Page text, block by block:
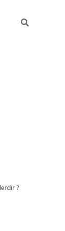
?